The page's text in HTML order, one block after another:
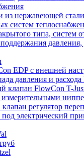
из нержавеющей
систем
типа,
давления,
EDP с внешней
давления и
клапан FlowСon T-
регулятор
под электрический